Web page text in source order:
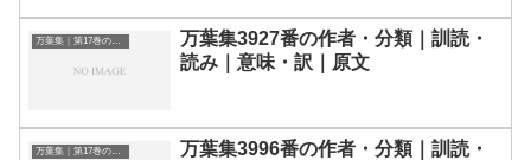
万葉集｜第17巻の和歌一覧
万葉集3927番の作者・分類｜訓読・
読み｜意味・訳｜原文
万葉集｜第17巻の和歌一覧
万葉集3996番の作者・分類｜訓読・